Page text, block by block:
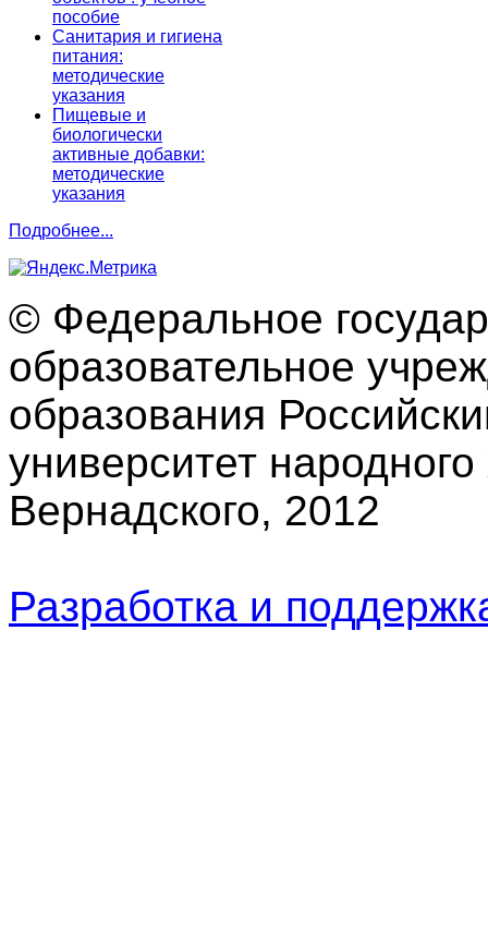
пособие
Санитария и гигиена
питания:
методические
указания
Пищевые и
биологически
активные добавки:
методические
указания
Подробнее...
© Федеральное
образовательное
образования
университет
Вернадского, 2012
Разработка и